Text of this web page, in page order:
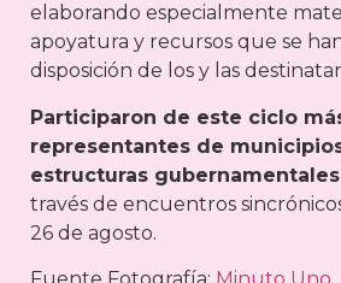
elaborando especialmente
apoyatura y recursos que se
disposición de los y las
Participaron de este ciclo
representantes de
estructuras
través de encuentros
26 de agosto.